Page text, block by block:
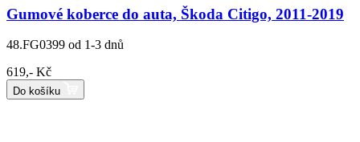
Gumové koberce do auta, Škoda Citigo, 2011-2019
48.FG0399 od 1-3 dnů
619,- Kč
Do košíku